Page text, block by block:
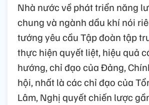
Nhà nước về phát triển năng
chung và ngành dầu khí nói
tướng yêu cầu Tập đoàn tập
thực hiện quyết liệt, hiệu quả
hướng, chỉ đạo của Đảng,
hội, nhất là các chỉ đạo của
Lâm, Nghị quyết chiến lược